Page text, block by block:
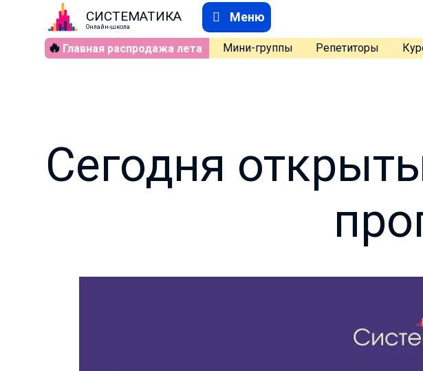
СИСТЕМАТИКА
Онлайн-школа
Меню
🔥 Главная распродажа лета Мини-группы Репетиторы
Сегодня